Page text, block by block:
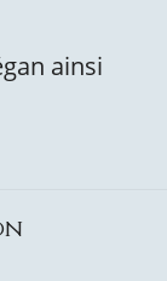
ainsi